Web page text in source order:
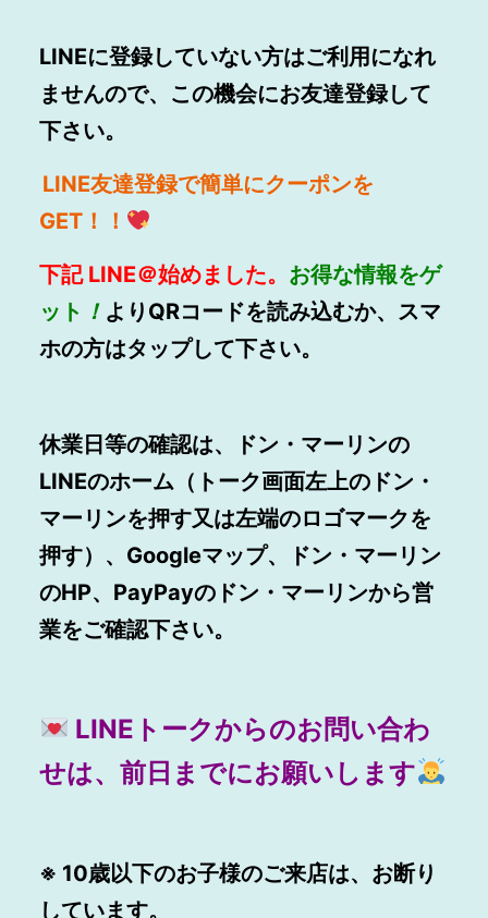
LINEに登録していない方はご利用になれ
ませんので、この機会にお友達登録して
下さい。
LINE友達登録で簡単にクーポンを
GET！！
下記 LINE＠始めました。 お得な情報をゲ
ット ！ よりQRコードを読み込むか、スマ
ホの方はタップして下さい。
休業日等の確認は、ドン・マーリンの
LINEのホーム（トーク画面左上のドン・
マーリンを押す又は左端のロゴマークを
押す）、Googleマップ、ドン・マーリン
のHP、PayPayのドン・マーリンから営
業をご確認下さい。
LINEトークからのお問い合わ
せは、前日までにお願いします
※ 10歳以下のお子様のご来店は、お断り
しています。